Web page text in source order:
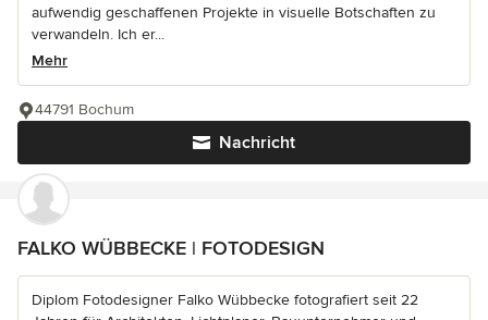
aufwendig geschaffenen Projekte in visuelle Botschaften zu
verwandeln. Ich er...
Mehr
Nachricht
44791 Bochum
FALKO WÜBBECKE | FOTODESIGN
Diplom Fotodesigner Falko Wübbecke fotografiert seit 22